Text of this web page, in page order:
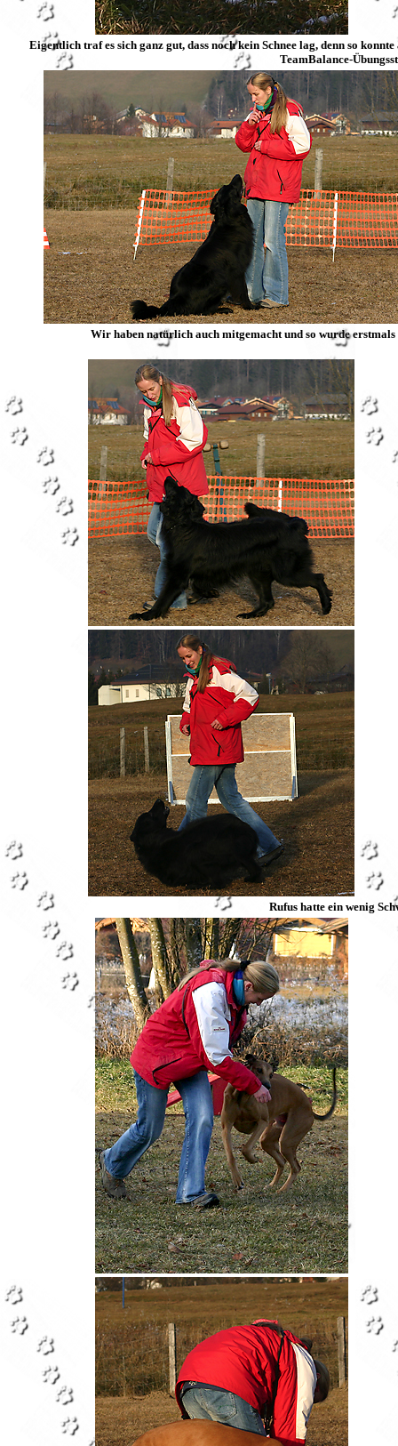
Eigentlich traf es sich ganz gut, dass noch kein Schnee lag, denn so
TeamBalance-
Wir haben natürlich auch mitgemacht und so wurde
Rufus hatte ein wenig